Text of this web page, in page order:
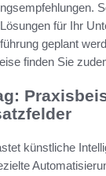
für Ihr
geplant
finden Sie
künstliche